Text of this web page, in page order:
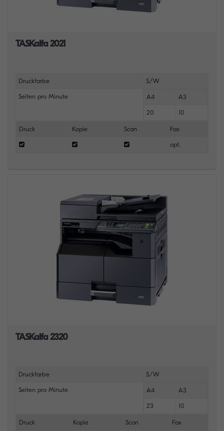
TASKalfa 2021
Druckfarbe S/W
Seiten pro Minute A4 A3
20 10
Druck Kopie Scan Fax
opt.
TASKalfa 2320
Druckfarbe S/W
Seiten pro Minute A4 A3
23 10
Druck Kopie Scan Fax